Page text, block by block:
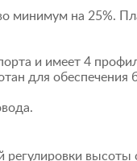
минимум на 25%.
и имеет 4
для обеспечения